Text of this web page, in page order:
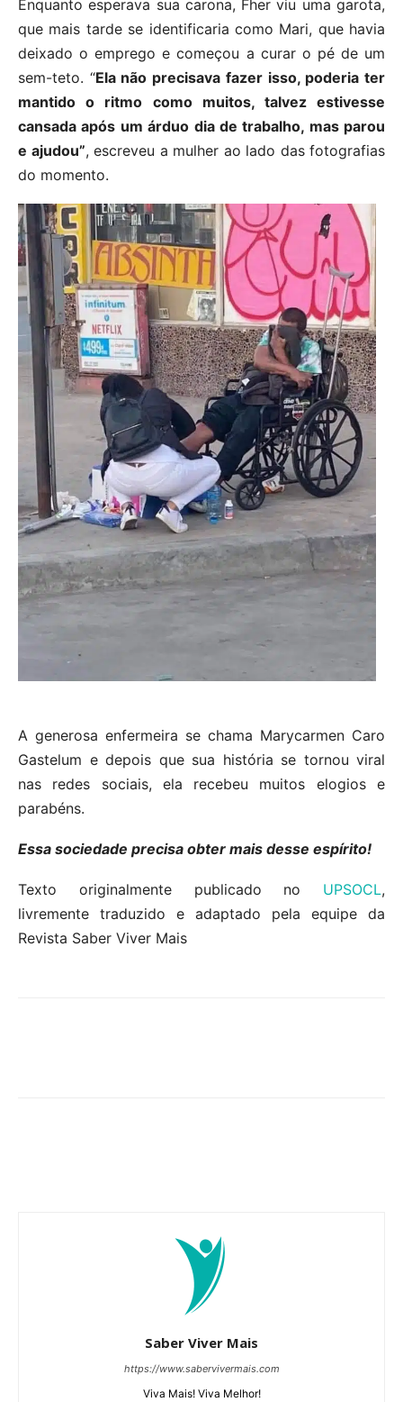
Enquanto esperava sua carona, Fher viu uma garota,
que mais tarde se identificaria como Mari, que havia
deixado o emprego e começou a curar o pé de um
sem-teto. “Ela não precisava fazer isso, poderia ter
mantido o ritmo como muitos, talvez estivesse
cansada após um árduo dia de trabalho, mas parou
e ajudou”, escreveu a mulher ao lado das fotografias
do momento.
A generosa enfermeira se chama Marycarmen Caro
Gastelum e depois que sua história se tornou viral
nas redes sociais, ela recebeu muitos elogios e
parabéns.
Essa sociedade precisa obter mais desse espírito!
Texto originalmente publicado no UPSOCL,
livremente traduzido e adaptado pela equipe da
Revista Saber Viver Mais
Saber Viver Mais
https://www.sabervivermais.com
Viva Mais! Viva Melhor!